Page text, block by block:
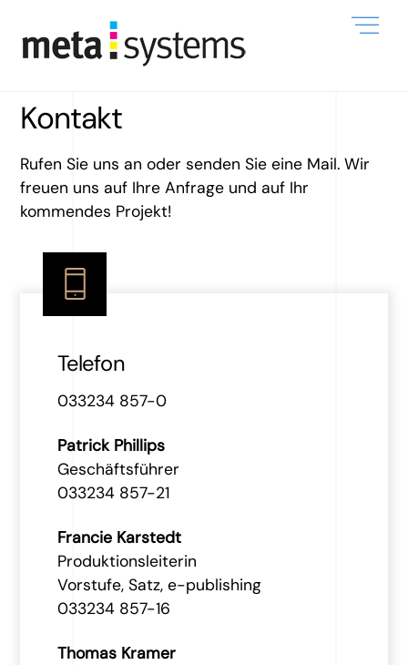
content
Kontakt
Rufen Sie uns an oder senden Sie eine Mail. Wir
freuen uns auf Ihre Anfrage und auf Ihr
kommendes Projekt!
Telefon
033234 857-0
Patrick Phillips
Geschäftsführer
033234 857-21
Francie Karstedt
Produktionsleiterin
Vorstufe, Satz, e-publishing
033234 857-16
Thomas Kramer